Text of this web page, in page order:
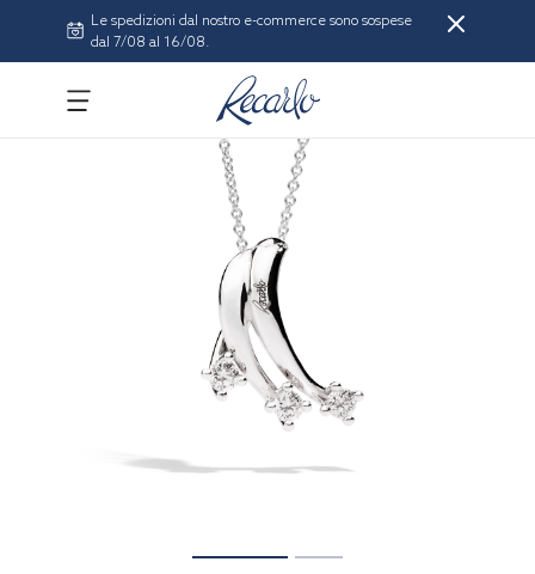
Le spedizioni dal nostro e-commerce sono sospese
dal 7/08 al 16/08.